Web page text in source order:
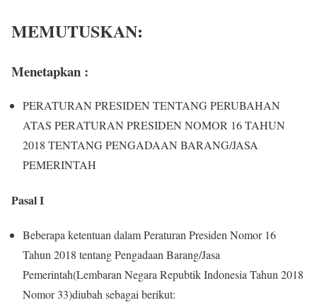
MEMUTUSKAN:
Menetapkan :
PERATURAN PRESIDEN TENTANG PERUBAHAN
ATAS PERATURAN PRESIDEN NOMOR 16 TAHUN
2018 TENTANG PENGADAAN BARANG/JASA
PEMERINTAH
Pasal I
Beberapa ketentuan dalam Peraturan Presiden Nomor 16
Tahun 2018 tentang Pengadaan Barang/Jasa
Pemerintah(Lembaran Negara Repubtik Indonesia Tahun 2018
Nomor 33)diubah sebagai berikut: